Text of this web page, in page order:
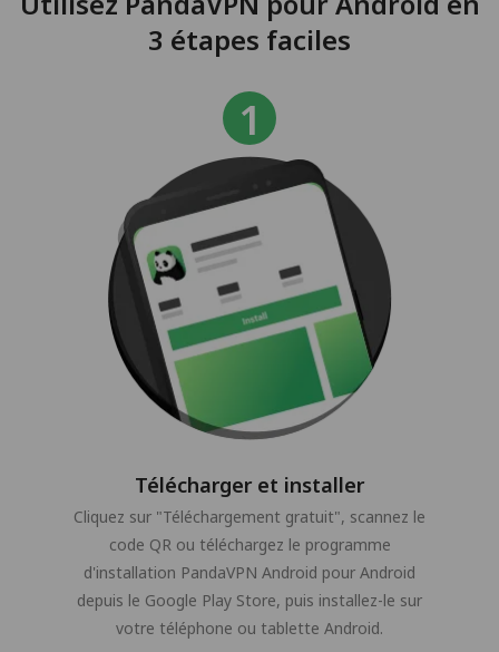
3 étapes faciles
Télécharger et installer
Cliquez sur "Téléchargement gratuit", scannez le
code QR ou téléchargez le programme
d'installation PandaVPN Android pour Android
depuis le Google Play Store, puis installez-le sur
votre téléphone ou tablette Android.